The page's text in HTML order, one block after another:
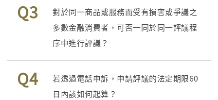
Q3
對於同一商品或服務而受有損害或爭議之
多數金融消費者，可否一同於同一評議程
序中進行評議？
Q4
若透過電話申訴，申請評議的法定期限60
日內該如何起算？